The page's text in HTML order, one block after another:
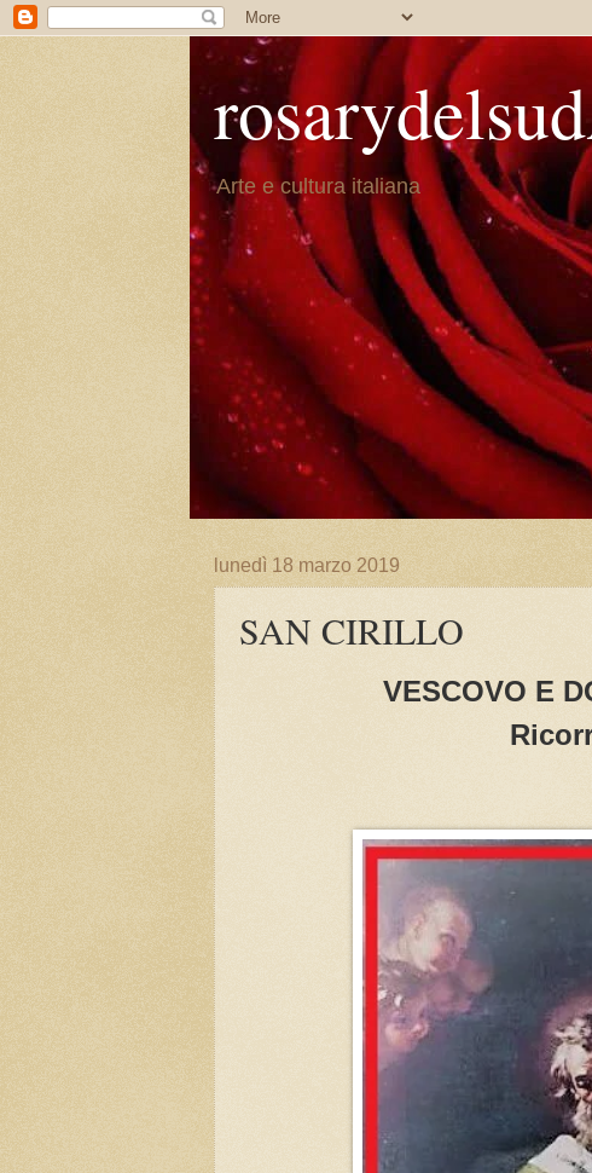
Arte e cultura italiana
lunedì 18 marzo 2019
SAN CIRILLO
VESCOVO E